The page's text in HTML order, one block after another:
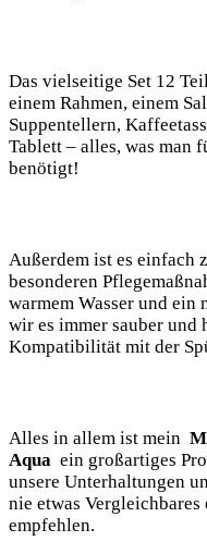
Das‌ vielseitige Set 12
einem Rahmen, einem‍
Suppentellern,
Tablett – alles,⁣ was man
benötigt!
Außerdem ist ​es einfach
⁢besonderen
⁣warmem ‍Wasser ⁣und ein
wir es immer sauber ‍und
Kompatibilität⁣ mit der
Alles in allem ist‍ mein ​
Aqua
ein großartiges
unsere ‍Unterhaltungen
nie etwas
empfehlen.